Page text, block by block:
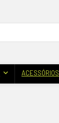
ACESSÓRIOS